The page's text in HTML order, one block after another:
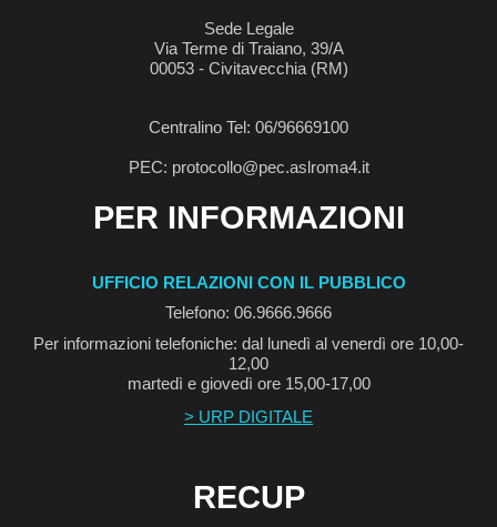
Sede Legale
Via Terme di Traiano, 39/A
00053 - Civitavecchia (RM)
Centralino Tel: 06/96669100
PEC: protocollo@pec.aslroma4.it
PER INFORMAZIONI
UFFICIO RELAZIONI CON IL PUBBLICO
Telefono: 06.9666.9666
Per informazioni telefoniche: dal lunedì al venerdì ore 10,00-
12,00
martedì e giovedì ore 15,00-17,00
> URP DIGITALE
RECUP